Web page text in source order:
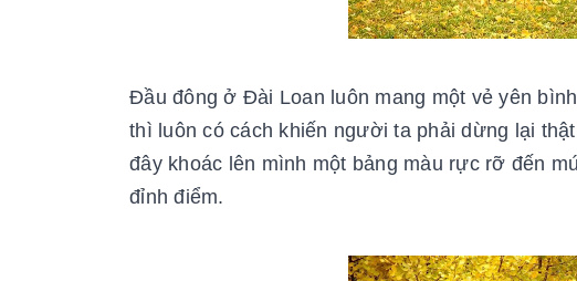
Đầu đông ở Đài Loan luôn mang một vẻ yên
thì luôn có cách khiến người ta phải dừng lại
đây khoác lên mình một bảng màu rực rỡ đến
đỉnh điểm.